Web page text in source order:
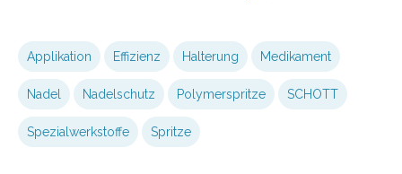
Applikation Effizienz Halterung Medikament
Nadel Nadelschutz Polymerspritze SCHOTT
Spezialwerkstoffe Spritze